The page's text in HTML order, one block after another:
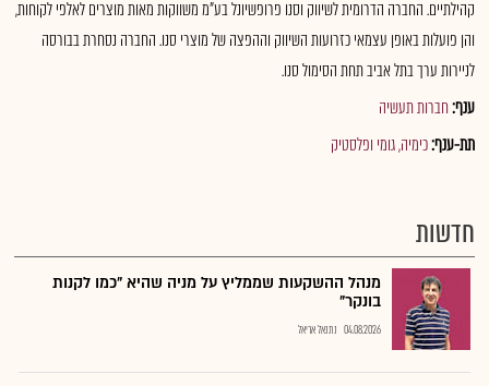
קהילתיים. החברה הדרומית לשיווק וסנו פרופשיונל בע"מ משווקות מאות מוצרים לאלפי לקוחות,
והן פועלות באופן עצמאי כזרועות השיווק וההפצה של מוצרי סנו. החברה נסחרת בבורסה
לניירות ערך בתל אביב תחת הסימול סנו.
ענף:חברות תעשיה
תת-ענף:כימיה, גומי ופלסטיק
חדשות
מנהל ההשקעות שממליץ על מניה שהיא "כמו לקנות
בונקר"
04.08.2026 נתנאל אריאל